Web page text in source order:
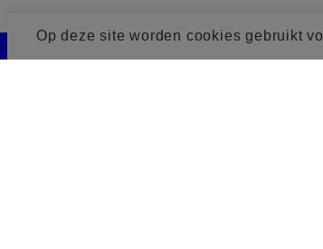
Op deze site worden cookies gebruikt
Cookie toestemming